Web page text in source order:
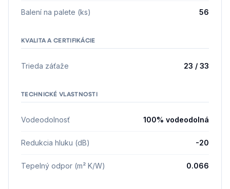
Balení na palete (ks) 56
KVALITA A CERTIFIKÁCIE
Trieda záťaže 23 / 33
TECHNICKÉ VLASTNOSTI
Vodeodolnosť 100% vodeodolná
Redukcia hluku (dB) -20
Tepelný odpor (m² K/W) 0.066